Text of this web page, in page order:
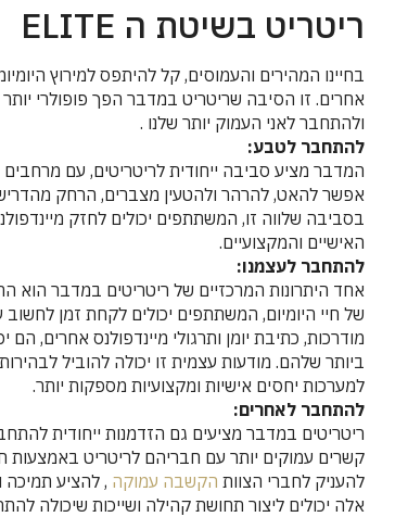
ריטריט בשיטת ה ELITE
בחיינו המהירים והעמוסים, קל להיתפס למירוץ
אחרים. זו הסיבה שריטריט במדבר הפך פופולרי
ולהתחבר לאני העמוק יותר שלנו .
להתחבר לטבע:
המדבר מציע סביבה ייחודית לריטריטים, עם
אפשר להאט, להרהר ולהטעין מצברים, הרחק
בסביבה שלווה זו, המשתתפים יכולים לחזק
האישיים והמקצועיים.
להתחבר לעצמנו:
אחד היתרונות המרכזיים של ריטריטים במדבר
של חיי היומיום, המשתתפים יכולים לקחת זמן
מודרכות, כתיבת יומן ותרגולי מיינדפולנס אחרים,
ביותר שלהם. מודעות עצמית זו יכולה להוביל
למערכות יחסים אישיות ומקצועיות מספקות יותר.
להתחבר לאחרים:
ריטריטים במדבר מציעים גם הזדמנות ייחודית
קשרים עמוקים יותר עם חבריהם לריטריט באמצעות
להעניק לחברי הצוות הקשבה עמוקה , להציע תמיכה
אלה יכולים ליצור תחושת קהילה ושייכות שיכולה